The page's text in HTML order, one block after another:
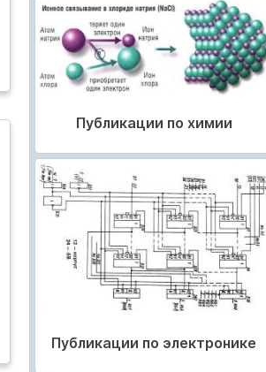
Публикации по химии
Публикации по электронике